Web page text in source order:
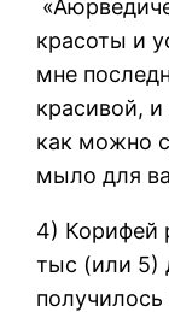
красоты и
мне
красивой, и
как можно
мыло для
4) Корифей
тыс (или 5)